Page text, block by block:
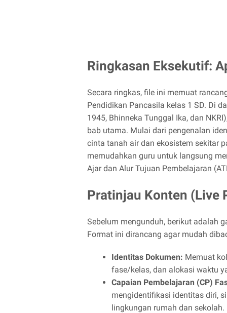
Ringkasan Eksekutif:
Secara ringkas, file ini memuat
Pendidikan Pancasila kelas 1 SD. Di
1945, Bhinneka Tunggal Ika, dan
bab utama. Mulai dari pengenalan
cinta tanah air dan ekosistem sekitar
memudahkan guru untuk langsung
Ajar dan Alur Tujuan Pembelajaran
Pratinjau Konten (Live
Sebelum mengunduh, berikut adalah
Format ini dirancang agar mudah
Identitas Dokumen: Memuat
fase/kelas, dan alokasi waktu
Capaian Pembelajaran (CP)
mengidentifikasi identitas diri,
lingkungan rumah dan sekolah.